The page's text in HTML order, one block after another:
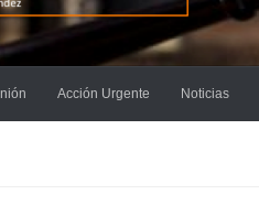
Acción Urgente Noticias